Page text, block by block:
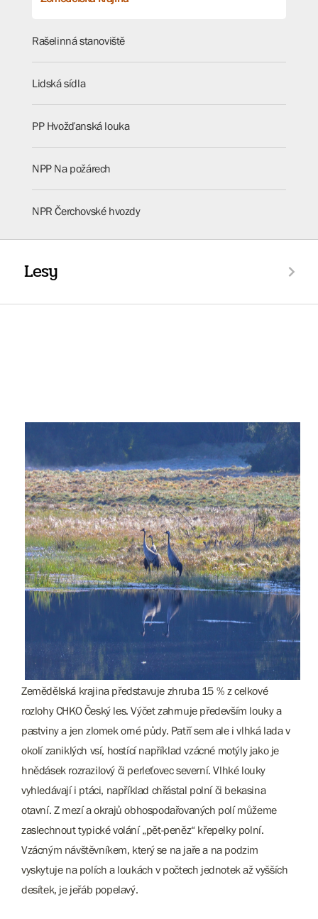
Rašelinná stanoviště
Lidská sídla
PP Hvožďanská louka
NPP Na požárech
NPR Čerchovské hvozdy
Lesy
Zemědělská krajina představuje zhruba 15 % z celkové
rozlohy CHKO Český les. Výčet zahrnuje především louky a
pastviny a jen zlomek orné půdy. Patří sem ale i vlhká lada v
okolí zaniklých vsí, hostící například vzácné motýly jako je
hnědásek rozrazilový či perleťovec severní. Vlhké louky
vyhledávají i ptáci, například chřástal polní či bekasina
otavní. Z mezí a okrajů obhospodařovaných polí můžeme
zaslechnout typické volání „pět-peněz“ křepelky polní.
Vzácným návštěvníkem, který se na jaře a na podzim
vyskytuje na polích a loukách v počtech jednotek až vyšších
desítek, je jeřáb popelavý.